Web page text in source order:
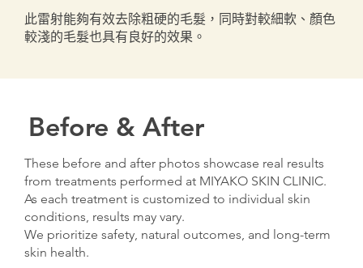
此雷射能夠有效去除粗硬的毛髮，同時對較細軟、顏色
較淺的毛髮也具有良好的效果。
Before & After
These before and after photos showcase real results
from treatments performed at MIYAKO SKIN CLINIC.
As each treatment is customized to individual skin
conditions, results may vary.
We prioritize safety, natural outcomes, and long-term
skin health.